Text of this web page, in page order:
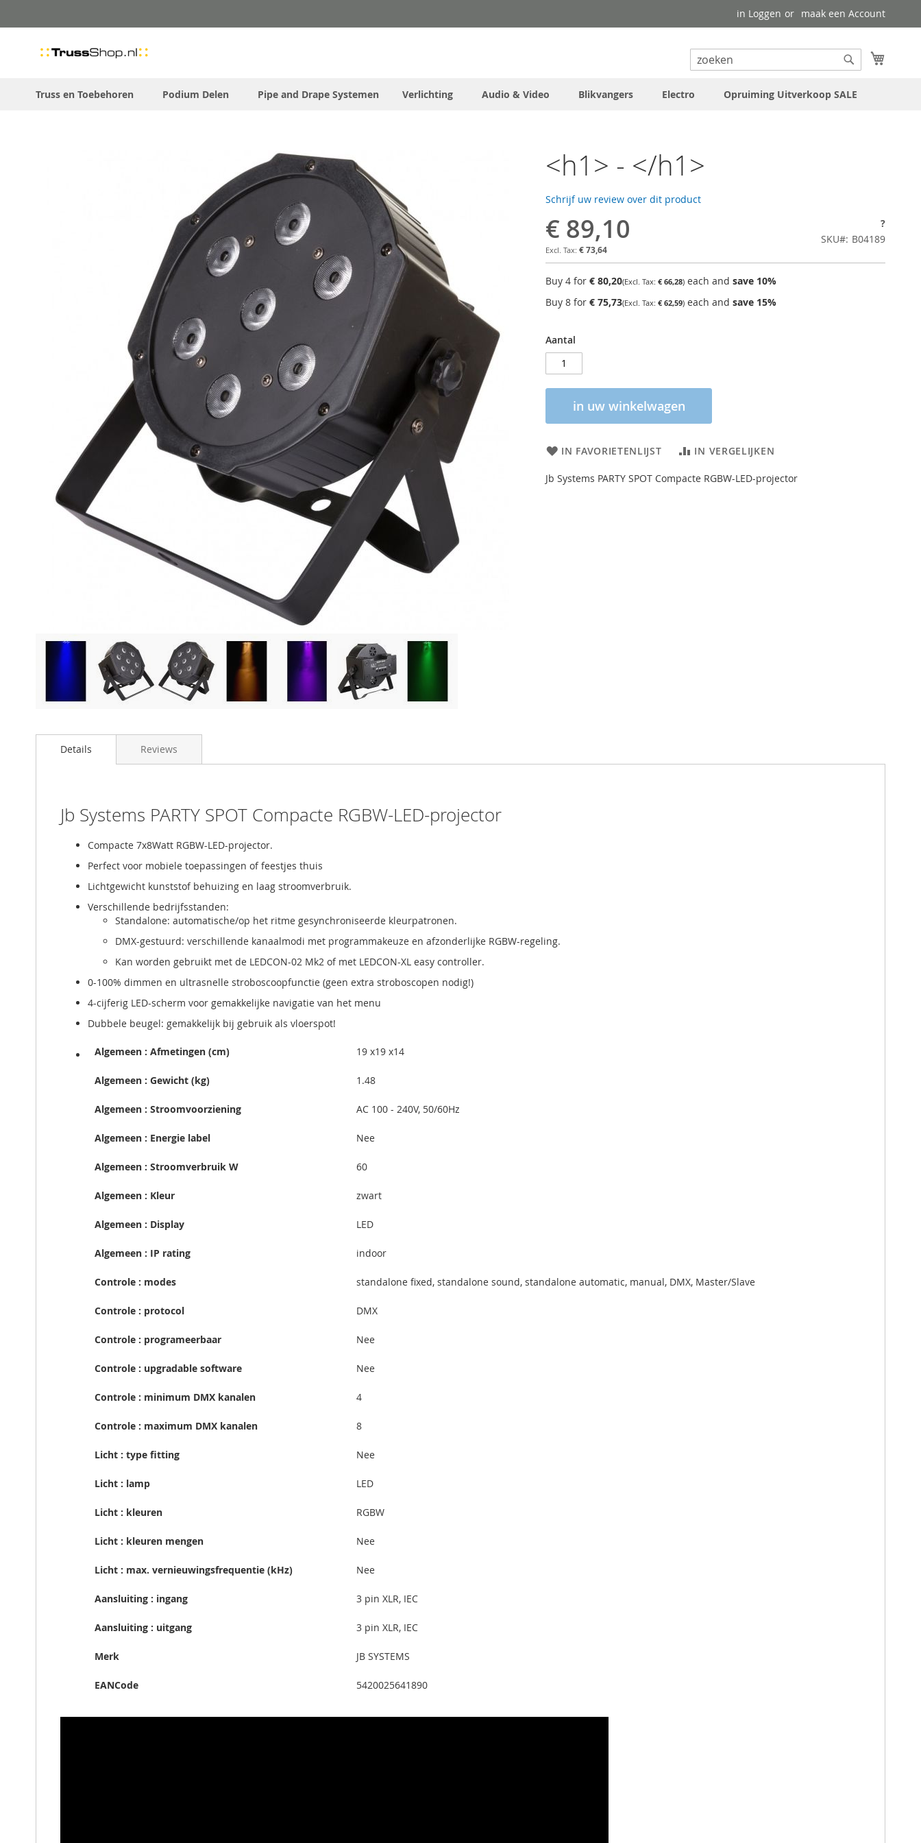
to
in Loggen maak een Account
Search
Truss en Toebehoren
Podium Delen Pipe and Drape Systemen Verlichting Audio & Video Blikvangers Electro Opruiming Uitverkoop SALE
<h1> - </h1>
Schrijf uw review over dit product
€ 89,10
€ 73,64
?
SKU
B04189
Buy 4 for € 80,20 € 66,28 each and save 10%
Buy 8 for € 75,73 € 62,59 each and save 15%
Aantal
in uw winkelwagen
IN FAVORIETENLIJST IN VERGELIJKEN
Jb Systems PARTY SPOT Compacte RGBW-LED-projector
Details Reviews
Jb Systems PARTY SPOT Compacte RGBW-LED-projector
Compacte 7x8Watt RGBW-LED-projector.
Perfect voor mobiele toepassingen of feestjes thuis
Lichtgewicht kunststof behuizing en laag stroomverbruik.
Verschillende bedrijfsstanden:
Standalone: automatische/op het ritme gesynchroniseerde kleurpatronen.
DMX-gestuurd: verschillende kanaalmodi met programmakeuze en afzonderlijke RGBW-regeling.
Kan worden gebruikt met de LEDCON-02 Mk2 of met LEDCON-XL easy controller.
0-100% dimmen en ultrasnelle stroboscoopfunctie (geen extra stroboscopen nodig!)
4-cijferig LED-scherm voor gemakkelijke navigatie van het menu
Dubbele beugel: gemakkelijk bij gebruik als vloerspot!
Algemeen : Afmetingen (cm) 19 x19 x14
Algemeen : Gewicht (kg) 1.48
Algemeen : Stroomvoorziening AC 100 - 240V, 50/60Hz
Algemeen : Energie label Nee
Algemeen : Stroomverbruik W 60
Algemeen : Kleur zwart
Algemeen : Display LED
Algemeen : IP rating indoor
Controle : modes standalone fixed, standalone sound, standalone automatic, manual, DMX, Master/Slave
Controle : protocol DMX
Controle : programeerbaar Nee
Controle : upgradable software Nee
Controle : minimum DMX kanalen 4
Controle : maximum DMX kanalen 8
Licht : type fitting Nee
Licht : lamp LED
Licht : kleuren RGBW
Licht : kleuren mengen Nee
Licht : max. vernieuwingsfrequentie (kHz) Nee
Aansluiting : ingang 3 pin XLR, IEC
Aansluiting : uitgang 3 pin XLR, IEC
Merk JB SYSTEMS
EANCode 5420025641890